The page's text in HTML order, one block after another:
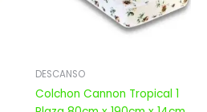
DESCANSO
Colchon Cannon Tropical 1